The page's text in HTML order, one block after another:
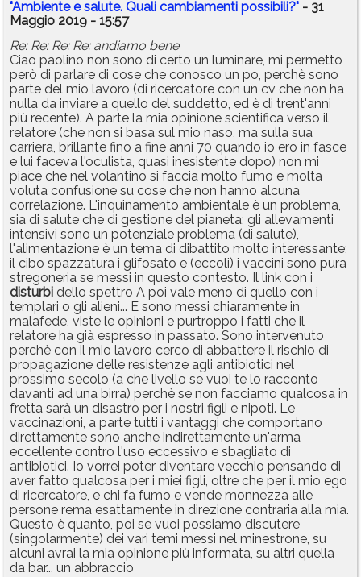
"Ambiente e salute. Quali cambiamenti possibili?" - 31
Maggio 2019 - 15:57
Re: Re: Re: Re: andiamo bene
Ciao paolino non sono di certo un luminare, mi permetto
però di parlare di cose che conosco un po, perchè sono
parte del mio lavoro (di ricercatore con un cv che non ha
nulla da inviare a quello del suddetto, ed è di trent'anni
più recente). A parte la mia opinione scientifica verso il
relatore (che non si basa sul mio naso, ma sulla sua
carriera, brillante fino a fine anni 70 quando io ero in fasce
e lui faceva l'oculista, quasi inesistente dopo) non mi
piace che nel volantino si faccia molto fumo e molta
voluta confusione su cose che non hanno alcuna
correlazione. L'inquinamento ambientale è un problema,
sia di salute che di gestione del pianeta; gli allevamenti
intensivi sono un potenziale problema (di salute),
l'alimentazione è un tema di dibattito molto interessante;
il cibo spazzatura i glifosato e (eccoli) i vaccini sono pura
stregoneria se messi in questo contesto. Il link con i
disturbi dello spettro A poi vale meno di quello con i
templari o gli alieni... E sono messi chiaramente in
malafede, viste le opinioni e purtroppo i fatti che il
relatore ha già espresso in passato. Sono intervenuto
perchè con il mio lavoro cerco di abbattere il rischio di
propagazione delle resistenze agli antibiotici nel
prossimo secolo (a che livello se vuoi te lo racconto
davanti ad una birra) perchè se non facciamo qualcosa in
fretta sarà un disastro per i nostri figli e nipoti. Le
vaccinazioni, a parte tutti i vantaggi che comportano
direttamente sono anche indirettamente un'arma
eccellente contro l'uso eccessivo e sbagliato di
antibiotici. Io vorrei poter diventare vecchio pensando di
aver fatto qualcosa per i miei figli, oltre che per il mio ego
di ricercatore, e chi fa fumo e vende monnezza alle
persone rema esattamente in direzione contraria alla mia.
Questo è quanto, poi se vuoi possiamo discutere
(singolarmente) dei vari temi messi nel minestrone, su
alcuni avrai la mia opinione più informata, su altri quella
da bar... un abbraccio